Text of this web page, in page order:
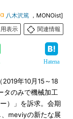
八木沢篤 ，MONOist]
表示
関連情報
Hatena
年10月15～18
タのみで機械加工
）」を訴求。会期
meviyの新たな展